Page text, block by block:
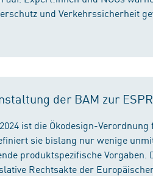
und Verkehrssicherheit
der BAM zur
ist die Ökodesign-
sie bislang nur wenige
produktspezifische
Rechtsakte der